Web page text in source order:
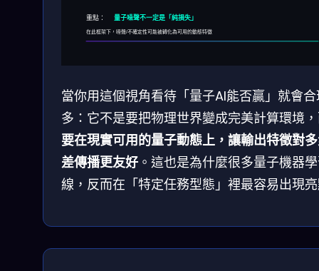
重點： 量子噪聲不一定是「純損失」
在此框架下，噪聲/不確定性可能被轉化為可用的動態特徵
當你用這個視角看待「量子AI能否贏」就會
多：它不是要把物理世界變成完美計算環境
要在現實可用的量子動態上，讓輸出特徵對
差傳播更友好 。這也是為什麼很多量子機器
線，反而在「特定任務型態」裡最容易出現